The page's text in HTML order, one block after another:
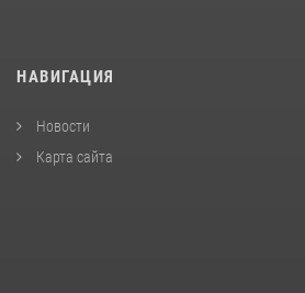
НАВИГАЦИЯ
Новости
Карта сайта